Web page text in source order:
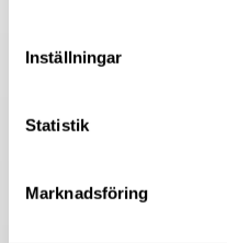
Inställningar
Statistik
Marknadsföring